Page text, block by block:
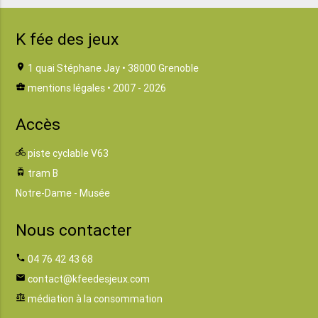
K fée des jeux
location_on 1 quai Stéphane Jay • 38000 Grenoble
business_center mentions légales • 2007 - 2026
Accès
directions_bike piste cyclable V63
tram tram B
Notre-Dame - Musée
Nous contacter
phone 04 76 42 43 68
email contact@kfeedesjeux.com
balance médiation à la consommation